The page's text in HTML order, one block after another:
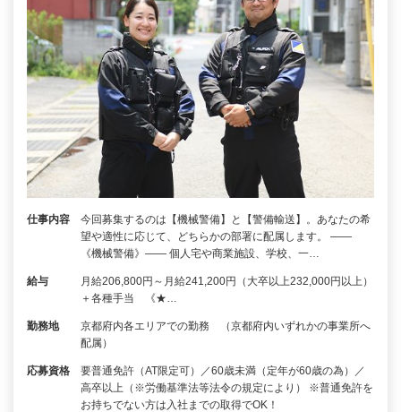
仕事内容
今回募集するのは【機械警備】と【警備輸送】。あなたの希
望や適性に応じて、どちらかの部署に配属します。 ――
《機械警備》―― 個人宅や商業施設、学校、一…
給与
月給206,800円～月給241,200円（大卒以上232,000円以上）
＋各種手当 《★…
勤務地
京都府内各エリアでの勤務 （京都府内いずれかの事業所へ
配属）
応募資格
要普通免許（AT限定可）／60歳未満（定年が60歳の為）／
高卒以上（※労働基準法等法令の規定により） ※普通免許を
お持ちでない方は入社までの取得でOK！